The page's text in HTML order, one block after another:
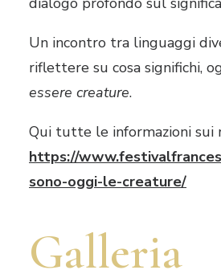
Un incontro tra linguaggi
riflettere su cosa significhi,
essere creature.
Qui tutte le informazioni sui
https://
sono-oggi-le-creature/